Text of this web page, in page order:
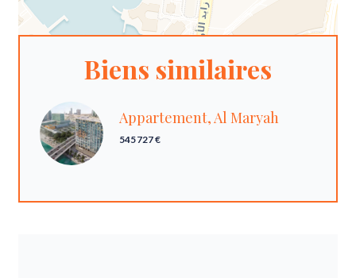
Biens similaires
Appartement, Al Maryah
545 727 €